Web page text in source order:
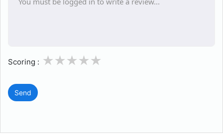
Scoring : 3
2
1
Send